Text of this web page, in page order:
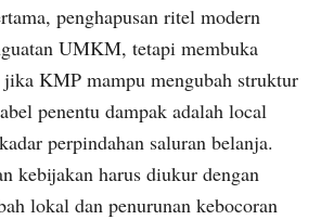
penghapusan ritel modern
UMKM, tetapi membuka
jika KMP mampu mengubah struktur
penentu dampak adalah local
perpindahan saluran belanja.
kebijakan harus diukur dengan
lokal dan penurunan kebocoran